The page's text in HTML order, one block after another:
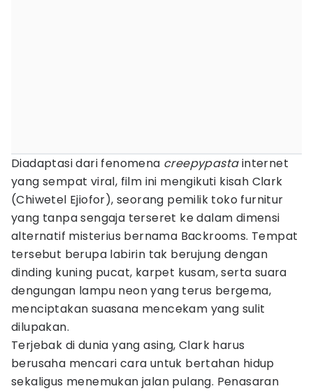
Diadaptasi dari fenomena creepypastainternet
yang sempat viral, film ini mengikuti kisah Clark
(Chiwetel Ejiofor), seorang pemilik toko furnitur
yang tanpa sengaja terseret ke dalam dimensi
alternatif misterius bernama Backrooms. Tempat
tersebut berupa labirin tak berujung dengan
dinding kuning pucat, karpet kusam, serta suara
dengungan lampu neon yang terus bergema,
menciptakan suasana mencekam yang sulit
dilupakan.
Terjebak di dunia yang asing, Clark harus
berusaha mencari cara untuk bertahan hidup
sekaligus menemukan jalan pulang. Penasaran